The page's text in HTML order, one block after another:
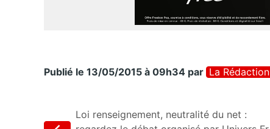
Publié le 13/05/2015 à 09h34 par La Rédaction
Loi renseignement, neutralité du net :